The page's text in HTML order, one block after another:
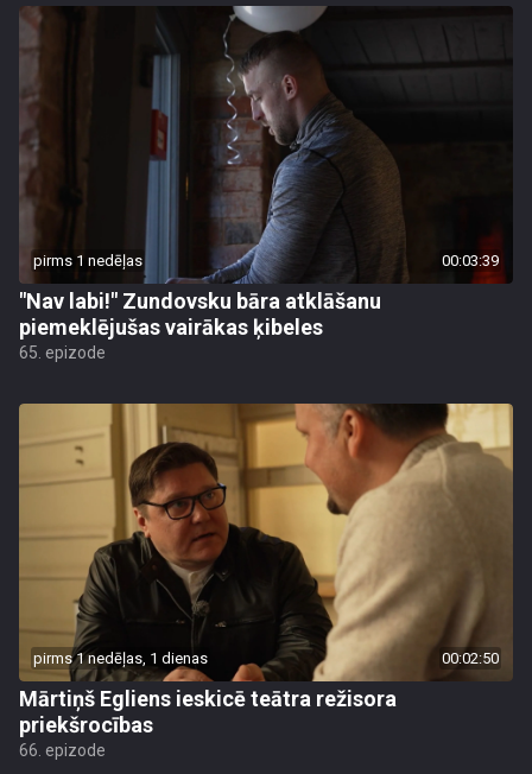
pirms 1 nedēļas 00:03:39
"Nav labi!" Zundovsku bāra atklāšanu
piemeklējušas vairākas ķibeles
65. epizode
pirms 1 nedēļas, 1 dienas 00:02:50
Mārtiņš Egliens ieskicē teātra režisora
priekšrocības
66. epizode